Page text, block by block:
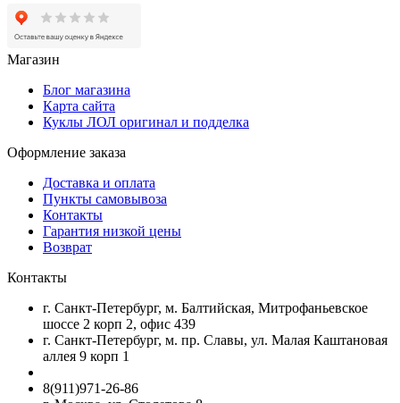
Магазин
Блог магазина
Карта сайта
Куклы ЛОЛ оригинал и подделка
Оформление заказа
Доставка и оплата
Пункты самовывоза
Контакты
Гарантия низкой цены
Возврат
Контакты
г. Санкт-Петербург, м. Балтийская, Митрофаньевское
шоссе 2 корп 2, офис 439
г. Санкт-Петербург, м. пр. Славы, ул. Малая Каштановая
аллея 9 корп 1
8(911)971-26-86